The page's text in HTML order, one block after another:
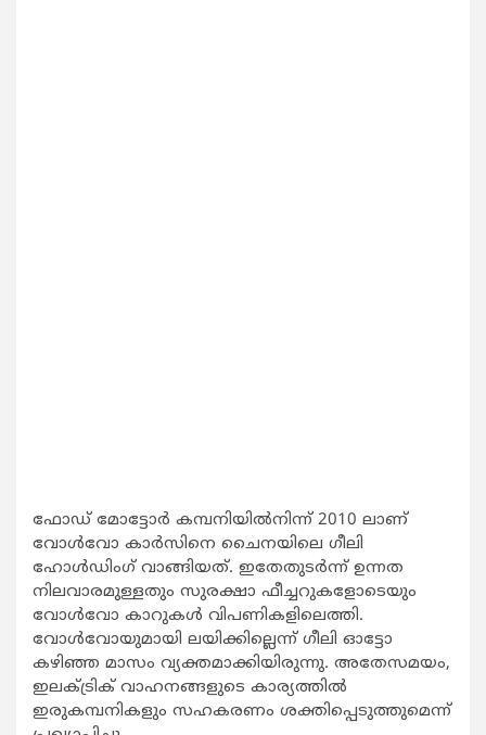
ഫോഡ് മോട്ടോര്‍ കമ്പനിയില്‍നിന്ന് 2010 ലാണ്
വോള്‍വോ കാര്‍സിനെ ചൈനയിലെ ഗീലി
ഹോള്‍ഡിംഗ് വാങ്ങിയത്. ഇതേതുടര്‍ന്ന് ഉന്നത
നിലവാരമുള്ളതും സുരക്ഷാ ഫീച്ചറുകളോടെയും
വോള്‍വോ കാറുകള്‍ വിപണികളിലെത്തി.
വോള്‍വോയുമായി ലയിക്കില്ലെന്ന് ഗീലി ഓട്ടോ
കഴിഞ്ഞ മാസം വ്യക്തമാക്കിയിരുന്നു. അതേസമയം,
ഇലക്ട്രിക് വാഹനങ്ങളുടെ കാര്യത്തില്‍
ഇരുകമ്പനികളും സഹകരണം ശക്തിപ്പെടുത്തുമെന്ന്